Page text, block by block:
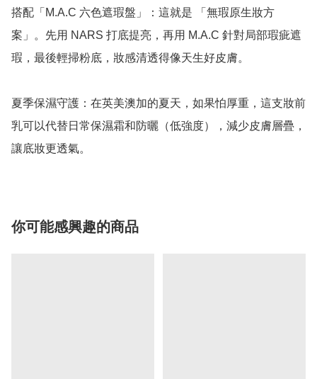
搭配「M.A.C 六色遮瑕盤」：這就是 「無瑕原生妝方
案」。先用 NARS 打底提亮，再用 M.A.C 針對局部瑕疵遮
瑕，最後輕掃粉底，妝感清透得像天生好皮膚。
夏季保濕守護：在英美澳加的夏天，如果怕厚重，這支妝前
乳可以代替日常保濕霜和防曬（低強度），減少皮膚層疊，
讓底妝更透氣。
你可能感興趣的商品